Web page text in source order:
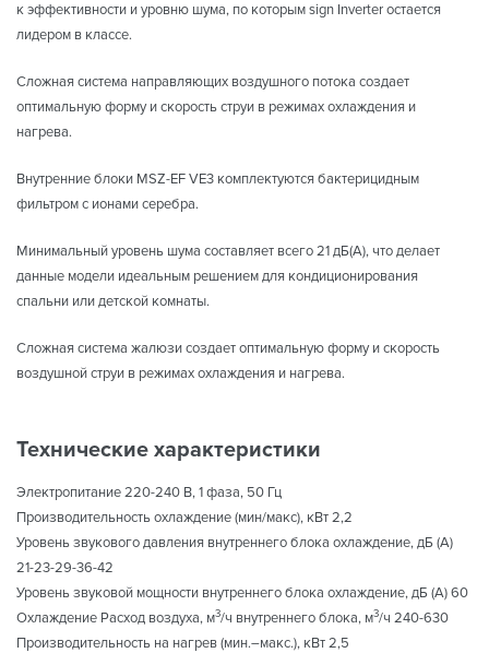
к эффективности и уровню шума, по которым sign Inverter остается
лидером в классе.
Сложная система направляющих воздушного потока создает
оптимальную форму и скорость струи в режимах охлаждения и
нагрева.
Внутренние блоки MSZ-EF VE3 комплектуются бактерицидным
фильтром с ионами серебра.
Минимальный уровень шума составляет всего 21 дБ(А), что делает
данные модели идеальным решением для кондиционирования
спальни или детской комнаты.
Сложная система жалюзи создает оптимальную форму и скорость
воздушной струи в режимах охлаждения и нагрева.
Технические характеристики
Электропитание 220-240 В, 1 фаза, 50 Гц
Производительность охлаждение (мин/макс), кВт 2,2
Уровень звукового давления внутреннего блока охлаждение, дБ (А)
21-23-29-36-42
Уровень звуковой мощности внутреннего блока охлаждение, дБ (А) 60
Охлаждение Расход воздуха, м3/ч внутреннего блока, м3/ч 240-630
Производительность на нагрев (мин.–макс.), кВт 2,5